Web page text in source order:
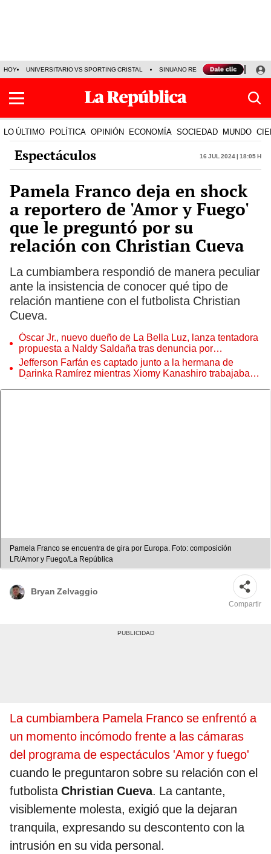
HOY UNIVERSITARIO VS SPORTING CRISTAL SINUANO RESULTADOS HOY
LO ÚLTIMO POLÍTICA OPINIÓN ECONOMÍA SOCIEDAD MUNDO
Espectáculos 16 Jul 2024 | 18:05 h
Pamela Franco deja en shock
a reportero de 'Amor y Fuego'
que le preguntó por su
relación con Christian Cueva
La cumbiambera respondió de manera peculiar
ante la insistencia de conocer qué tipo de
relación mantiene con el futbolista Christian
Cueva.
Óscar Jr., nuevo dueño de La Bella Luz, lanza tentadora
propuesta a Naldy Saldaña tras denuncia por
tocamientos
Jefferson Farfán es captado junto a la hermana de
Darinka Ramírez mientras Xiomy Kanashiro trabajaba:
Pamela Franco se encuentra de gira por Europa. Foto: composición
LR/Amor y Fuego/La República
Bryan Zelvaggio
Compartir
La cumbiambera Pamela Franco se enfrentó a
un momento incómodo frente a las cámaras
del programa de espectáculos 'Amor y fuego'
cuando le preguntaron sobre su relación con el
futbolistaChristian Cueva. La cantante,
visiblemente molesta, exigió que la dejaran
tranquila, expresando su descontento con la
intrusión en su vida personal.